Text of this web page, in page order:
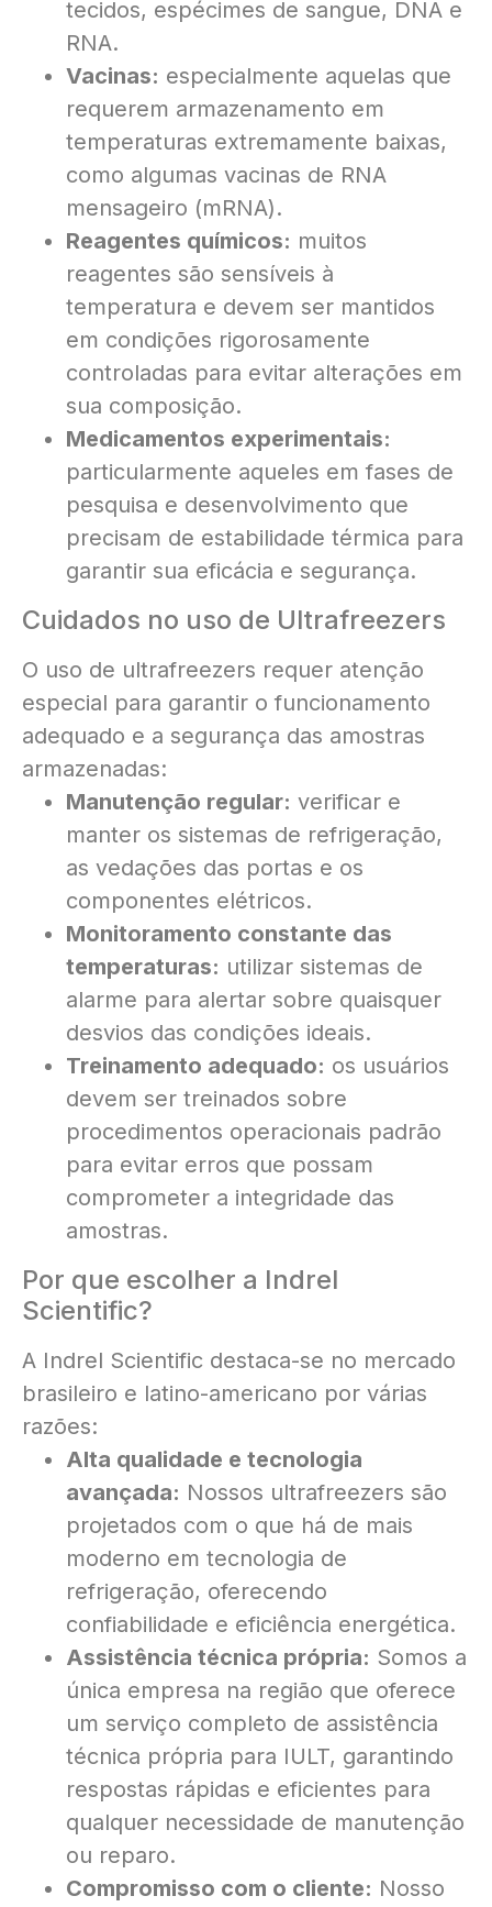
tecidos, espécimes de sangue, DNA e
RNA.
Vacinas: especialmente aquelas que
requerem armazenamento em
temperaturas extremamente baixas,
como algumas vacinas de RNA
mensageiro (mRNA).
Reagentes químicos: muitos
reagentes são sensíveis à
temperatura e devem ser mantidos
em condições rigorosamente
controladas para evitar alterações em
sua composição.
Medicamentos experimentais:
particularmente aqueles em fases de
pesquisa e desenvolvimento que
precisam de estabilidade térmica para
garantir sua eficácia e segurança.
Cuidados no uso de Ultrafreezers
O uso de ultrafreezers requer atenção
especial para garantir o funcionamento
adequado e a segurança das amostras
armazenadas:
Manutenção regular: verificar e
manter os sistemas de refrigeração,
as vedações das portas e os
componentes elétricos.
Monitoramento constante das
temperaturas: utilizar sistemas de
alarme para alertar sobre quaisquer
desvios das condições ideais.
Treinamento adequado: os usuários
devem ser treinados sobre
procedimentos operacionais padrão
para evitar erros que possam
comprometer a integridade das
amostras.
Por que escolher a Indrel
Scientific?
A Indrel Scientific destaca-se no mercado
brasileiro e latino-americano por várias
razões:
Alta qualidade e tecnologia
avançada: Nossos ultrafreezers são
projetados com o que há de mais
moderno em tecnologia de
refrigeração, oferecendo
confiabilidade e eficiência energética.
Assistência técnica própria: Somos a
única empresa na região que oferece
um serviço completo de assistência
técnica própria para IULT, garantindo
respostas rápidas e eficientes para
qualquer necessidade de manutenção
ou reparo.
Compromisso com o cliente: Nosso